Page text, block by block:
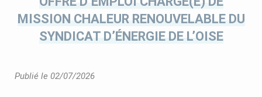
MISSION CHALEUR RENOUVELABLE DU
SYNDICAT D’ÉNERGIE DE L’OISE
Publié le 02/07/2026